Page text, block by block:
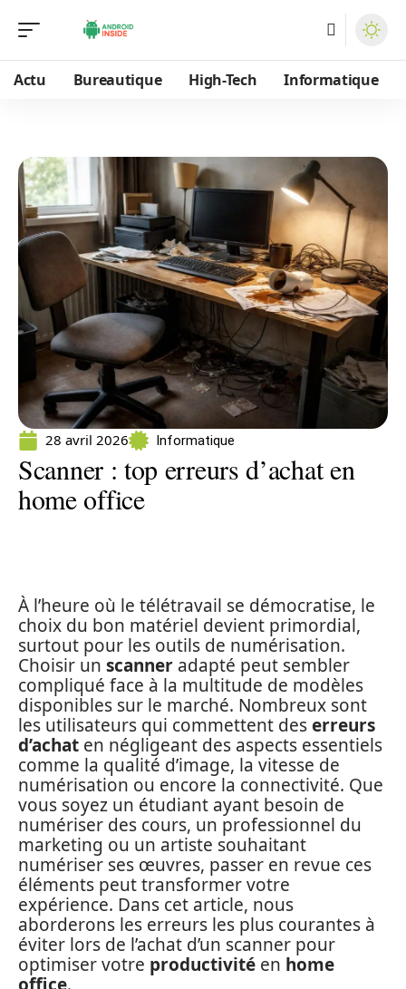
Actu Bureautique High-Tech Informatique
28 avril 2026 Informatique
Scanner : top erreurs d’achat en
home office
À l’heure où le télétravail se démocratise, le
choix du bon matériel devient primordial,
surtout pour les outils de numérisation.
Choisir un scanner adapté peut sembler
compliqué face à la multitude de modèles
disponibles sur le marché. Nombreux sont
les utilisateurs qui commettent deserreurs
d’achat en négligeant des aspects essentiels
comme la qualité d’image, la vitesse de
numérisation ou encore la connectivité. Que
vous soyez un étudiant ayant besoin de
numériser des cours, un professionnel du
marketing ou un artiste souhaitant
numériser ses œuvres, passer en revue ces
éléments peut transformer votre
expérience. Dans cet article, nous
aborderons les erreurs les plus courantes à
éviter lors de l’achat d’un scanner pour
optimiser votre productivité en home